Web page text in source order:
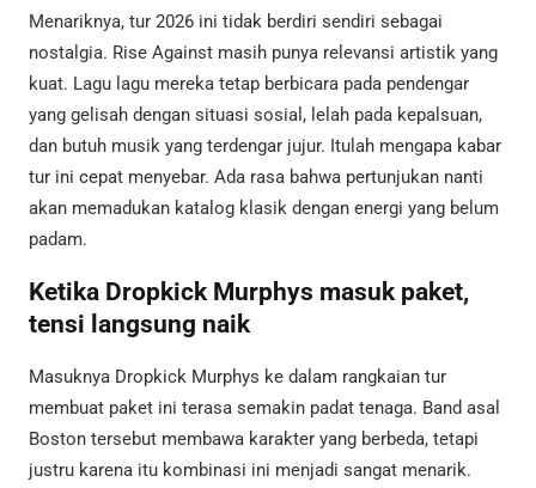
Menariknya, tur 2026 ini tidak berdiri sendiri sebagai
nostalgia. Rise Against masih punya relevansi artistik yang
kuat. Lagu lagu mereka tetap berbicara pada pendengar
yang gelisah dengan situasi sosial, lelah pada kepalsuan,
dan butuh musik yang terdengar jujur. Itulah mengapa kabar
tur ini cepat menyebar. Ada rasa bahwa pertunjukan nanti
akan memadukan katalog klasik dengan energi yang belum
padam.
Ketika Dropkick Murphys masuk paket,
tensi langsung naik
Masuknya Dropkick Murphys ke dalam rangkaian tur
membuat paket ini terasa semakin padat tenaga. Band asal
Boston tersebut membawa karakter yang berbeda, tetapi
justru karena itu kombinasi ini menjadi sangat menarik.